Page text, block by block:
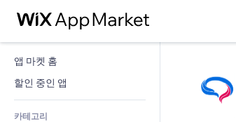
앱 마켓 홈
할인 중인 앱
카테고리